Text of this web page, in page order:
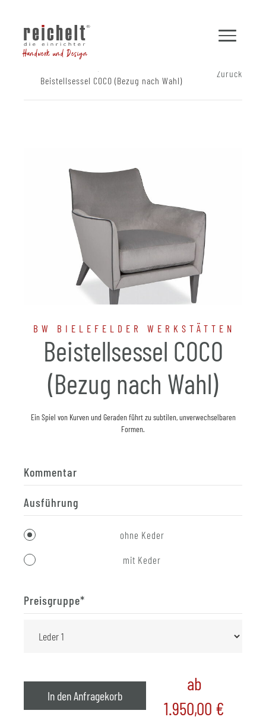
Handwerk und Design
Beistellsessel COCO (Bezug nach Wahl)
Zurück
BW BIELEFELDER WERKSTÄTTEN
Beistellsessel COCO
(Bezug nach Wahl)
Ein Spiel von Kurven und Geraden führt zu subtilen, unverwechselbaren
Formen.
Kommentar
Ausführung
ohne Keder
mit Keder
Preisgruppe*
In den Anfragekorb
ab
1.950,00 €